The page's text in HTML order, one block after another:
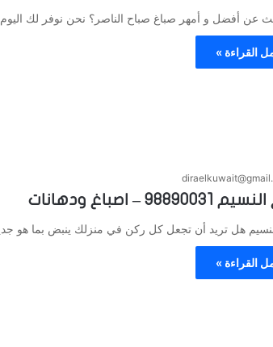
عن أفضل و أمهر صباغ صباح الناصر؟ نحن نوفر لك
القراءة »
– اصباغ ودهانات
هل تريد أن تجعل كل ركن في منزلك ينبض بما هو
القراءة »